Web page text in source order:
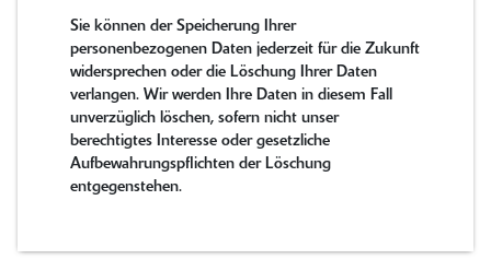
Sie können der Speicherung Ihrer
personenbezogenen Daten jederzeit für die Zukunft
widersprechen oder die Löschung Ihrer Daten
verlangen. Wir werden Ihre Daten in diesem Fall
unverzüglich löschen, sofern nicht unser
berechtigtes Interesse oder gesetzliche
Aufbewahrungspflichten der Löschung
entgegenstehen.